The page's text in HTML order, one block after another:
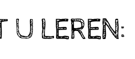
U LEREN: